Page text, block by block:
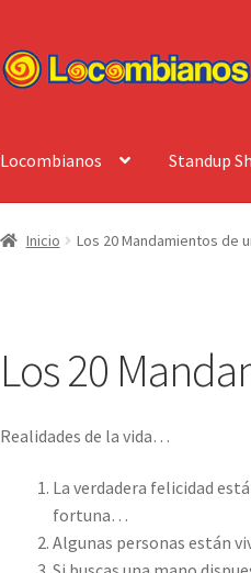
Ir
a
Ir
al
Locombianos Standup
Inicio Los 20 Mandamientos de
Los 20
Realidades de la vida…
La verdadera felicidad
fortuna…
Algunas personas están